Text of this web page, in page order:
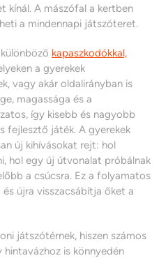
kínál. A mászófal a kertben
a mindennapi játszóteret.
kapaszkodókkal,
a gyerekek
vagy akár oldalirányban is
magassága és a
így kisebb és nagyobb
fejlesztő játék. A gyerekek
új kihívásokat rejt: hol
hol egy új útvonalat próbálnak
a csúcsra. Ez a folyamatos
újra visszacsábítja őket a
játszótérnek, hiszen számos
is könnyedén